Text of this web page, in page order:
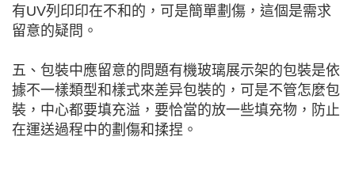
有UV列印印在不和的，可是簡單劃傷，這個是需求
留意的疑問。
五、包裝中應留意的問題有機玻璃展示架的包裝是依
據不一樣類型和樣式來差异包裝的，可是不管怎麼包
裝，中心都要填充溢，要恰當的放一些填充物，防止
在運送過程中的劃傷和揉捏。